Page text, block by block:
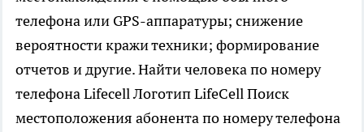
телефона или GPS-аппаратуры; снижение
вероятности кражи техники; формирование
отчетов и другие. Найти человека по номеру
телефона Lifecell Логотип LifeCell Поиск
местоположения абонента по номеру телефона